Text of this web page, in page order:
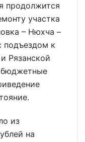
продолжится
участка
– Нюхча –
подъездом к
Рязанской
бюджетные
из
на